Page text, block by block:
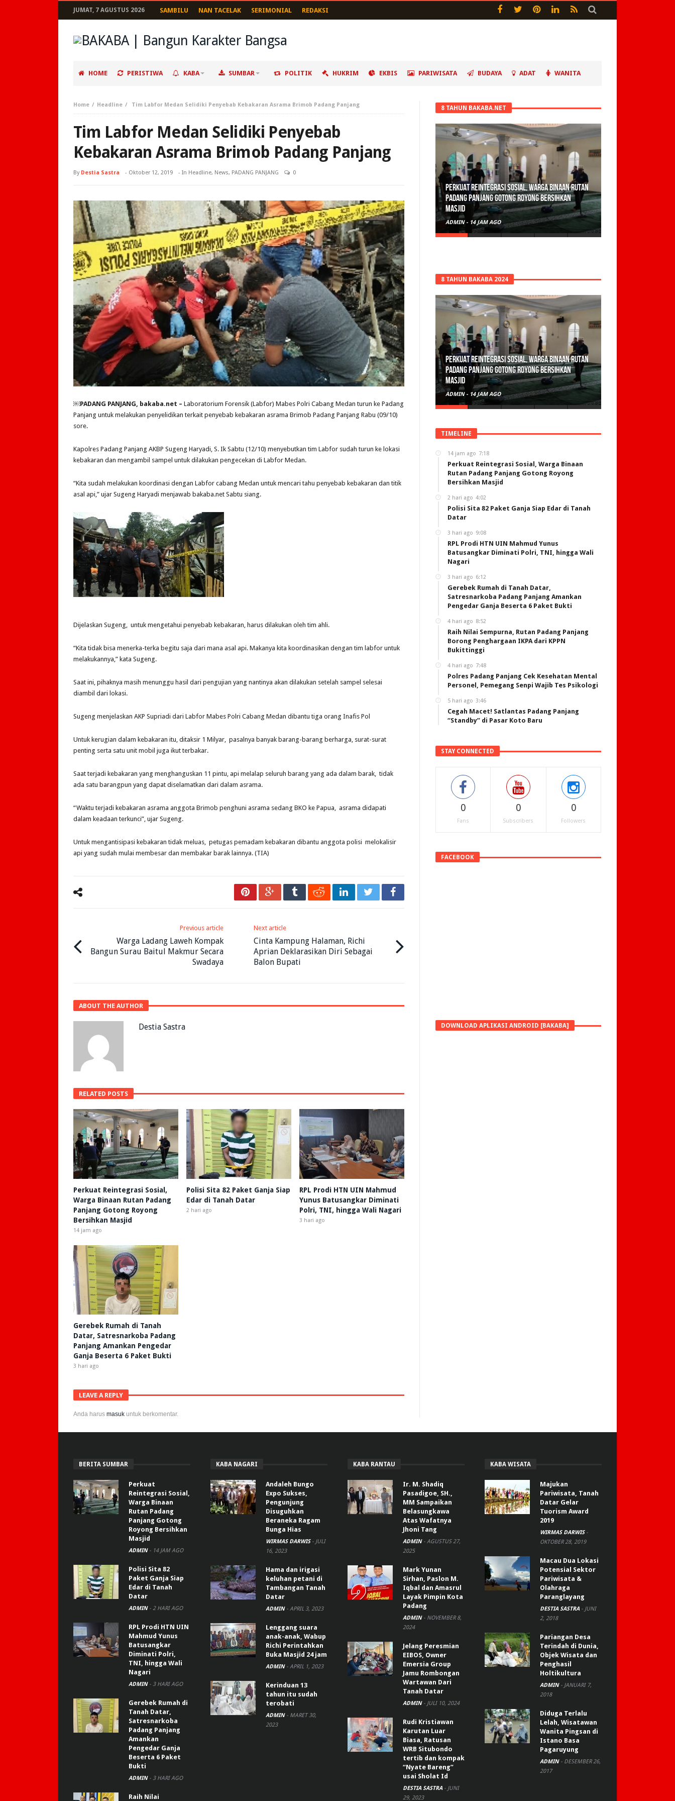
JUMAT, 7 AGUSTUS 2026 SAMBILU NAN TACELAK SERIMONIAL REDAKSI
HOME PERISTIWA KABA SUMBAR POLITIK HUKRIM EKBIS PARIWISATA BUDAYA ADAT WANITA
Home Headline Tim Labfor Medan Selidiki Penyebab Kebakaran Asrama Brimob Padang Panjang
Tim Labfor Medan Selidiki Penyebab
Kebakaran Asrama Brimob Padang Panjang
By Destia Sastra - Oktober 12, 2019 - In Headline, News, PADANG PANJANG 0
￼PADANG PANJANG, bakaba.net – Laboratorium Forensik (Labfor) Mabes Polri Cabang Medan turun ke Padang
Panjang untuk melakukan penyelidikan terkait penyebab kebakaran asrama Brimob Padang Panjang Rabu (09/10)
sore.
Kapolres Padang Panjang AKBP Sugeng Haryadi, S. Ik Sabtu (12/10) menyebutkan tim Labfor sudah turun ke lokasi
kebakaran dan mengambil sampel untuk dilakukan pengecekan di Labfor Medan.
“Kita sudah melakukan koordinasi dengan Labfor cabang Medan untuk mencari tahu penyebab kebakaran dan titik
asal api,” ujar Sugeng Haryadi menjawab bakaba.net Sabtu siang.
Dijelaskan Sugeng, untuk mengetahui penyebab kebakaran, harus dilakukan oleh tim ahli.
“Kita tidak bisa menerka-terka begitu saja dari mana asal api. Makanya kita koordinasikan dengan tim labfor untuk
melakukannya,” kata Sugeng.
Saat ini, pihaknya masih menunggu hasil dari pengujian yang nantinya akan dilakukan setelah sampel selesai
diambil dari lokasi.
Sugeng menjelaskan AKP Supriadi dari Labfor Mabes Polri Cabang Medan dibantu tiga orang Inafis Pol
Untuk kerugian dalam kebakaran itu, ditaksir 1 Milyar, pasalnya banyak barang-barang berharga, surat-surat
penting serta satu unit mobil juga ikut terbakar.
Saat terjadi kebakaran yang menghanguskan 11 pintu, api melalap seluruh barang yang ada dalam barak, tidak
ada satu barangpun yang dapat diselamatkan dari dalam asrama.
“Waktu terjadi kebakaran asrama anggota Brimob penghuni asrama sedang BKO ke Papua, asrama didapati
dalam keadaan terkunci”, ujar Sugeng.
Untuk mengantisipasi kebakaran tidak meluas, petugas pemadam kebakaran dibantu anggota polisi melokalisir
api yang sudah mulai membesar dan membakar barak lainnya. (TIA)
Previous article
Warga Ladang Laweh Kompak
Bangun Surau Baitul Makmur Secara
Swadaya
Next article
Cinta Kampung Halaman, Richi
Aprian Deklarasikan Diri Sebagai
Balon Bupati
ABOUT THE AUTHOR
Destia Sastra
RELATED POSTS
Perkuat Reintegrasi Sosial,
Warga Binaan Rutan Padang
Panjang Gotong Royong
Bersihkan Masjid
14 jam ago
Polisi Sita 82 Paket Ganja Siap
Edar di Tanah Datar
2 hari ago
RPL Prodi HTN UIN Mahmud
Yunus Batusangkar Diminati
Polri, TNI, hingga Wali Nagari
3 hari ago
Gerebek Rumah di Tanah
Datar, Satresnarkoba Padang
Panjang Amankan Pengedar
Ganja Beserta 6 Paket Bukti
3 hari ago
LEAVE A REPLY
Anda harus masuk untuk berkomentar.
8 TAHUN BAKABA.NET
Perkuat Reintegrasi Sosial, Warga Binaan Rutan
Padang Panjang Gotong Royong Bersihkan
Masjid
ADMIN - 14 JAM AGO
8 TAHUN BAKABA 2024
Perkuat Reintegrasi Sosial, Warga Binaan Rutan
Padang Panjang Gotong Royong Bersihkan
Masjid
ADMIN - 14 JAM AGO
TIMELINE
14 jam ago 7:18
Perkuat Reintegrasi Sosial, Warga Binaan
Rutan Padang Panjang Gotong Royong
Bersihkan Masjid
2 hari ago 4:02
Polisi Sita 82 Paket Ganja Siap Edar di Tanah
Datar
3 hari ago 9:08
RPL Prodi HTN UIN Mahmud Yunus
Batusangkar Diminati Polri, TNI, hingga Wali
Nagari
3 hari ago 6:12
Gerebek Rumah di Tanah Datar,
Satresnarkoba Padang Panjang Amankan
Pengedar Ganja Beserta 6 Paket Bukti
4 hari ago 8:52
Raih Nilai Sempurna, Rutan Padang Panjang
Borong Penghargaan IKPA dari KPPN
Bukittinggi
4 hari ago 7:48
Polres Padang Panjang Cek Kesehatan Mental
Personel, Pemegang Senpi Wajib Tes Psikologi
5 hari ago 3:46
Cegah Macet! Satlantas Padang Panjang
“Standby” di Pasar Koto Baru
STAY CONNECTED
0
Fans
0
Subscribers
0
Followers
FACEBOOK
DOWNLOAD APLIKASI ANDROID [BAKABA]
BERITA SUMBAR
Perkuat
Reintegrasi Sosial,
Warga Binaan
Rutan Padang
Panjang Gotong
Royong Bersihkan
Masjid
ADMIN - 14 JAM AGO
Polisi Sita 82
Paket Ganja Siap
Edar di Tanah
Datar
ADMIN - 2 HARI AGO
RPL Prodi HTN UIN
Mahmud Yunus
Batusangkar
Diminati Polri,
TNI, hingga Wali
Nagari
ADMIN - 3 HARI AGO
Gerebek Rumah di
Tanah Datar,
Satresnarkoba
Padang Panjang
Amankan
Pengedar Ganja
Beserta 6 Paket
Bukti
ADMIN - 3 HARI AGO
Raih Nilai
KABA NAGARI
Andaleh Bungo
Expo Sukses,
Pengunjung
Disuguhkan
Beraneka Ragam
Bunga Hias
WIRMAS DARWIS - JULI
16, 2023
Hama dan irigasi
keluhan petani di
Tambangan Tanah
Datar
ADMIN - APRIL 3, 2023
Lenggang suara
anak-anak, Wabup
Richi Perintahkan
Buka Masjid 24 jam
ADMIN - APRIL 1, 2023
Kerinduan 13
tahun itu sudah
terobati
ADMIN - MARET 30,
2023
KABA RANTAU
Ir. M. Shadiq
Pasadigoe, SH.,
MM Sampaikan
Belasungkawa
Atas Wafatnya
Jhoni Tang
ADMIN - AGUSTUS 27,
2025
Mark Yunan
Sirhan, Paslon M.
Iqbal dan Amasrul
Layak Pimpin Kota
Padang
ADMIN - NOVEMBER 8,
2024
Jelang Peresmian
EIBOS, Owner
Emersia Group
Jamu Rombongan
Wartawan Dari
Tanah Datar
ADMIN - JULI 10, 2024
Rudi Kristiawan
Karutan Luar
Biasa, Ratusan
WRB Situbondo
tertib dan kompak
“Nyate Bareng”
usai Sholat Id
DESTIA SASTRA - JUNI
29, 2023
KABA WISATA
Majukan
Pariwisata, Tanah
Datar Gelar
Tuorism Award
2019
WIRMAS DARWIS -
OKTOBER 28, 2019
Macau Dua Lokasi
Potensial Sektor
Pariwisata &
Olahraga
Paranglayang
DESTIA SASTRA - JUNI
2, 2018
Pariangan Desa
Terindah di Dunia,
Objek Wisata dan
Penghasil
Holtikultura
ADMIN - JANUARI 7,
2018
Diduga Terlalu
Lelah, Wisatawan
Wanita Pingsan di
Istano Basa
Pagaruyung
ADMIN - DESEMBER 26,
2017